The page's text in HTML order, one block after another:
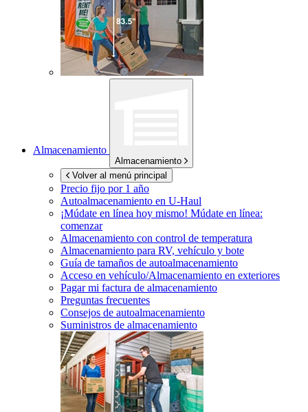
Almacenamiento
Almacenamiento
Volver al menú principal
Precio fijo por 1 año
Autoalmacenamiento en U-Haul
¡Múdate en línea hoy mismo! Múdate en línea:
comenzar
Almacenamiento con control de temperatura
Almacenamiento para RV, vehículo y bote
Guía de tamaños de autoalmacenamiento
Acceso en vehículo/Almacenamiento en exteriores
Pagar mi factura de almacenamiento
Preguntas frecuentes
Consejos de autoalmacenamiento
Suministros de almacenamiento